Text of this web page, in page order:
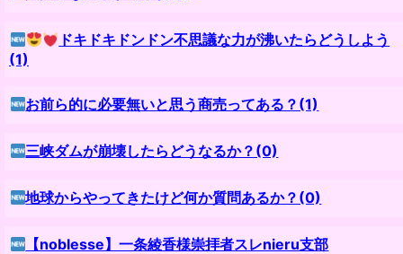
ドキドキドンドン不思議な力が沸いたらどうしよう
(1)
お前ら的に必要無いと思う商売ってある？(1)
三峡ダムが崩壊したらどうなるか？(0)
地球からやってきたけど何か質問あるか？(0)
【noblesse】一条綾香様崇拝者スレnieru支部